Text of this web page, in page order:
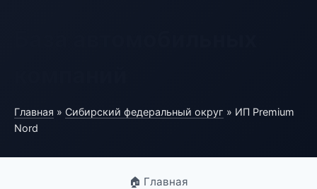
Главная » Сибирский федеральный округ » ИП Premium
Nord
🏠 Главная